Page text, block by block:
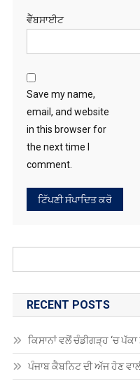
email, and website
in this browser for
ਪੰਜਾਬ ਕੈਬਨਿਟ ਦੀ ਅੱਜ ਹੋਣ
ਪੰਜਾਬ ਪੁਲਿਸ ਨਾਲ ਮੁਕਾਬਲੇ